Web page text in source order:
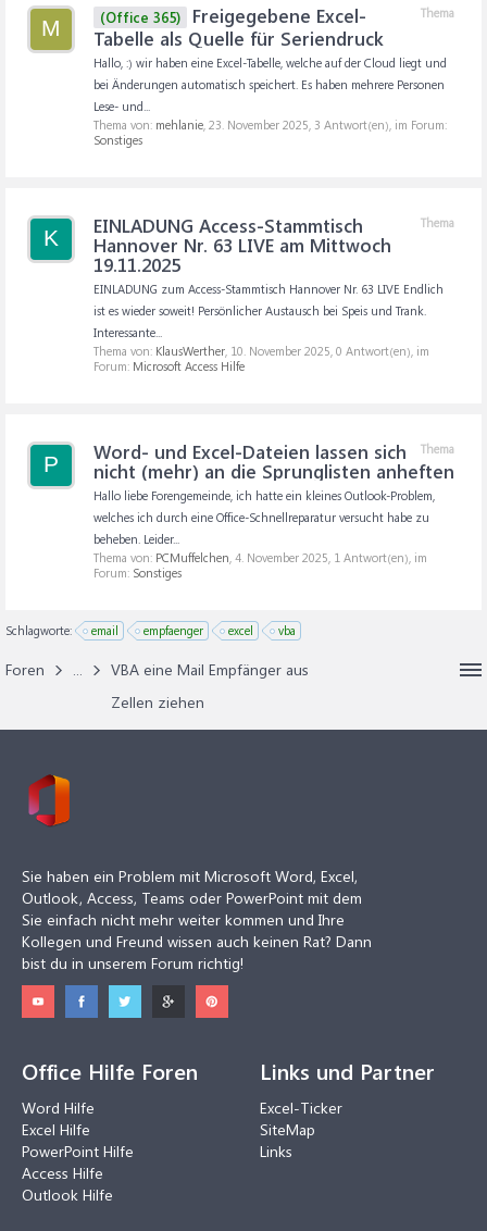
M
Thema
(Office 365)
Freigegebene Excel-
Tabelle als Quelle für Seriendruck
Hallo, :) wir haben eine Excel-Tabelle, welche auf der Cloud liegt und
bei Änderungen automatisch speichert. Es haben mehrere Personen
Lese- und...
Thema von: mehlanie, 23. November 2025, 3 Antwort(en), im Forum:
Sonstiges
K
Thema
EINLADUNG Access-Stammtisch
Hannover Nr. 63 LIVE am Mittwoch
19.11.2025
EINLADUNG zum Access-Stammtisch Hannover Nr. 63 LIVE Endlich
ist es wieder soweit! Persönlicher Austausch bei Speis und Trank.
Interessante...
Thema von: KlausWerther, 10. November 2025, 0 Antwort(en), im
Forum: Microsoft Access Hilfe
P
Thema
Word- und Excel-Dateien lassen sich
nicht (mehr) an die Sprunglisten anheften
Hallo liebe Forengemeinde, ich hatte ein kleines Outlook-Problem,
welches ich durch eine Office-Schnellreparatur versucht habe zu
beheben. Leider...
Thema von: PCMuffelchen, 4. November 2025, 1 Antwort(en), im
Forum: Sonstiges
Schlagworte: email empfaenger excel vba
Foren ...
VBA eine Mail Empfänger aus
Zellen ziehen
Sie haben ein Problem mit Microsoft Word, Excel,
Outlook, Access, Teams oder PowerPoint mit dem
Sie einfach nicht mehr weiter kommen und Ihre
Kollegen und Freund wissen auch keinen Rat? Dann
bist du in unserem Forum richtig!
Office Hilfe Foren
Word Hilfe
Excel Hilfe
PowerPoint Hilfe
Access Hilfe
Outlook Hilfe
Links und Partner
Excel-Ticker
SiteMap
Links